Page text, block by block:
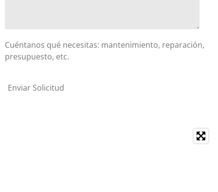
Cuéntanos qué necesitas: mantenimiento, reparación,
presupuesto, etc.
Enviar Solicitud